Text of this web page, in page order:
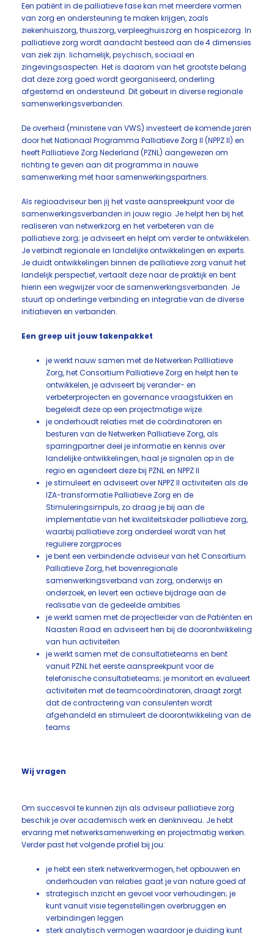
Een patiënt in de palliatieve fase kan met meerdere vormen
van zorg en ondersteuning te maken krijgen, zoals
ziekenhuiszorg, thuiszorg, verpleeghuiszorg en hospicezorg. In
palliatieve zorg wordt aandacht besteed aan de 4 dimensies
van ziek zijn: lichamelijk, psychisch, sociaal en
zingevingsaspecten. Het is daarom van het grootste belang
dat deze zorg goed wordt georganiseerd, onderling
afgestemd en ondersteund. Dit gebeurt in diverse regionale
samenwerkingsverbanden.
De overheid (ministerie van VWS) investeert de komende jaren
door het Nationaal Programma Palliatieve Zorg II (NPPZ II) en
heeft Palliatieve Zorg Nederland (PZNL) aangewezen om
richting te geven aan dit programma in nauwe
samenwerking met haar samenwerkingspartners.
Als regioadviseur ben jij het vaste aanspreekpunt voor de
samenwerkingsverbanden in jouw regio. Je helpt hen bij het
realiseren van netwerkzorg en het verbeteren van de
palliatieve zorg; je adviseert en helpt om verder te ontwikkelen.
Je verbindt regionale en landelijke ontwikkelingen en experts.
Je duidt ontwikkelingen binnen de palliatieve zorg vanuit het
landelijk perspectief, vertaalt deze naar de praktijk en bent
hierin een wegwijzer voor de samenwerkingsverbanden. Je
stuurt op onderlinge verbinding en integratie van de diverse
initiatieven en verbanden.
Een greep uit jouw takenpakket
je werkt nauw samen met de Netwerken Pallliatieve
Zorg, het Consortium Palliatieve Zorg en helpt hen te
ontwikkelen, je adviseert bij verander- en
verbeterprojecten en governance vraagstukken en
begeleidt deze op een projectmatige wijze.
je onderhoudt relaties met de coördinatoren en
besturen van de Netwerken Palliatieve Zorg, als
sparringpartner deel je informatie en kennis over
landelijke ontwikkelingen, haal je signalen op in de
regio en agendeert deze bij PZNL en NPPZ II
je stimuleert en adviseert over NPPZ II activiteiten als de
IZA-transformatie Palliatieve Zorg en de
Stimuleringsimpuls, zo draag je bij aan de
implementatie van het kwaliteitskader palliatieve zorg,
waarbij palliatieve zorg onderdeel wordt van het
reguliere zorgproces
je bent een verbindende adviseur van het Consortium
Palliatieve Zorg, het bovenregionale
samenwerkingsverband van zorg, onderwijs en
onderzoek, en levert een actieve bijdrage aan de
realisatie van de gedeelde ambities
je werkt samen met de projectleider van de Patiënten en
Naasten Raad en adviseert hen bij de doorontwikkeling
van hun activiteiten
je werkt samen met de consultatieteams en bent
vanuit PZNL het eerste aanspreekpunt voor de
telefonische consultatieteams; je monitort en evalueert
activiteiten met de teamcoördinatoren, draagt zorgt
dat de contractering van consulenten wordt
afgehandeld en stimuleert de doorontwikkeling van de
teams
Wij vragen
Om succesvol te kunnen zijn als adviseur palliatieve zorg
beschik je over academisch werk en denkniveau. Je hebt
ervaring met netwerksamenwerking en projectmatig werken.
Verder past het volgende profiel bij jou:
je hebt een sterk netwerkvermogen, het opbouwen en
onderhouden van relaties gaat je van nature goed af
strategisch inzicht en gevoel voor verhoudingen; je
kunt vanuit visie tegenstellingen overbruggen en
verbindingen leggen
sterk analytisch vermogen waardoor je duiding kunt